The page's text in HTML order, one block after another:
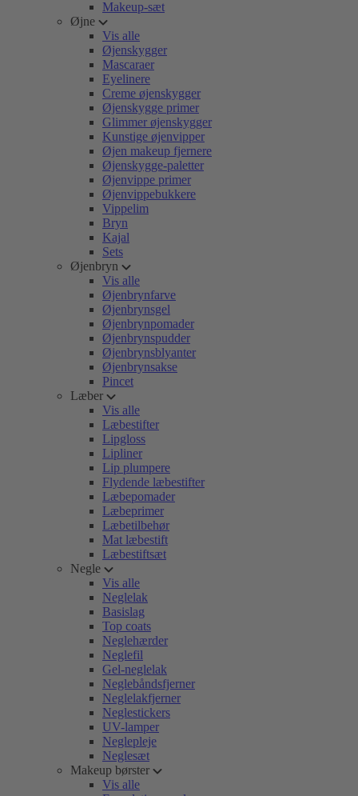
Makeup-sæt
Øjne
Vis alle
Øjenskygger
Mascaraer
Eyelinere
Creme øjenskygger
Øjenskygge primer
Glimmer øjenskygger
Kunstige øjenvipper
Øjen makeup fjernere
Øjenskygge-paletter
Øjenvippe primer
Øjenvippebukkere
Vippelim
Bryn
Kajal
Sets
Øjenbryn
Vis alle
Øjenbrynfarve
Øjenbrynsgel
Øjenbrynpomader
Øjenbrynspudder
Øjenbrynsblyanter
Øjenbrynsakse
Pincet
Læber
Vis alle
Læbestifter
Lipgloss
Lipliner
Lip plumpere
Flydende læbestifter
Læbepomader
Læbeprimer
Læbetilbehør
Mat læbestift
Læbestiftsæt
Negle
Vis alle
Neglelak
Basislag
Top coats
Neglehærder
Neglefil
Gel-neglelak
Neglebåndsfjerner
Neglelakfjerner
Neglestickers
UV-lamper
Neglepleje
Neglesæt
Makeup børster
Vis alle